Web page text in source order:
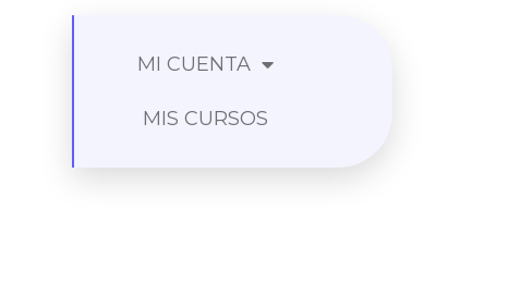
MI CUENTA
MIS CURSOS